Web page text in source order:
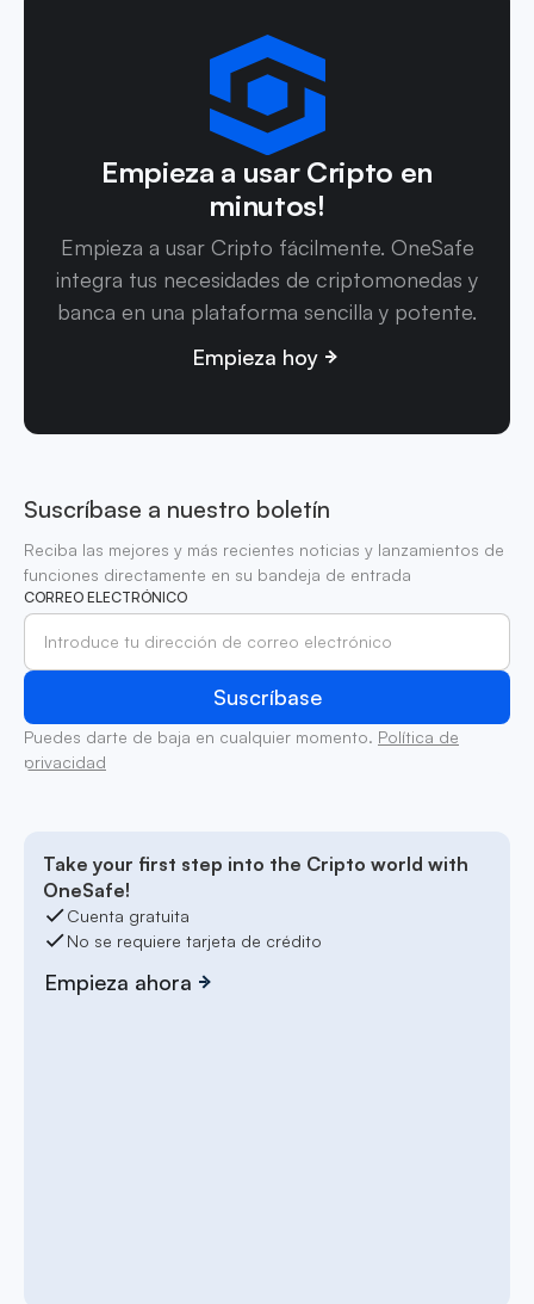
Empieza a usar Cripto en
minutos!
Empieza a usar Cripto fácilmente. OneSafe
integra tus necesidades de criptomonedas y
banca en una plataforma sencilla y potente.
Empieza hoy
Suscríbase a nuestro boletín
Reciba las mejores y más recientes noticias y lanzamientos de
funciones directamente en su bandeja de entrada
CORREO ELECTRÓNICO
Puedes darte de baja en cualquier momento. Política de
privacidad
Take your first step into the Cripto world with
OneSafe!
Cuenta gratuita
No se requiere tarjeta de crédito
Empieza ahora